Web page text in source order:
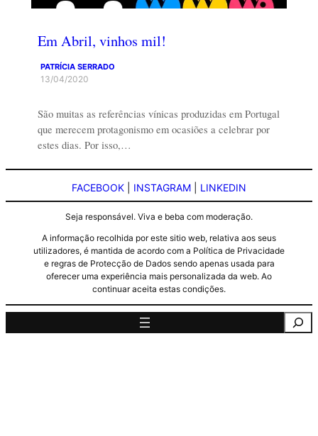
Em Abril, vinhos mil!
PATRÍCIA SERRADO
13/04/2020
São muitas as referências vínicas produzidas em Portugal
que merecem protagonismo em ocasiões a celebrar por
estes dias. Por isso,…
FACEBOOK INSTAGRAM LINKEDIN
Seja responsável. Viva e beba com moderação.
A informação recolhida por este sitio web, relativa aos seus
utilizadores, é mantida de acordo com a Política de Privacidade
e regras de Protecção de Dados sendo apenas usada para
oferecer uma experiência mais personalizada da web. Ao
continuar aceita estas condições.